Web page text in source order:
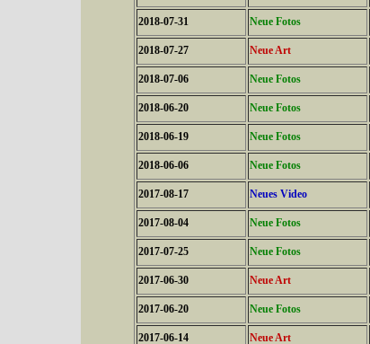
2018-07-31 Neue Fotos
2018-07-27 Neue Art
2018-07-06 Neue Fotos
2018-06-20 Neue Fotos
2018-06-19 Neue Fotos
2018-06-06 Neue Fotos
2017-08-17 Neues Video
2017-08-04 Neue Fotos
2017-07-25 Neue Fotos
2017-06-30 Neue Art
2017-06-20 Neue Fotos
2017-06-14 Neue Art